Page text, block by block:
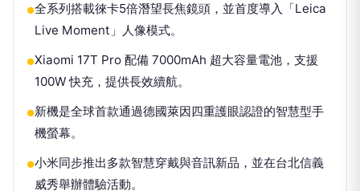
●全系列搭載徠卡5倍潛望長焦鏡頭，並首度導入「Leica
Live Moment」人像模式。
●Xiaomi 17T Pro 配備 7000mAh 超大容量電池，支援
100W 快充，提供長效續航。
●新機是全球首款通過德國萊因四重護眼認證的智慧型手
機螢幕。
●小米同步推出多款智慧穿戴與音訊新品，並在台北信義
威秀舉辦體驗活動。